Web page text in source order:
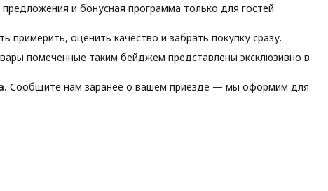
и бонусная программа только для гостей
примерить, оценить качество и забрать покупку сразу.
помеченные таким бейджем представлены эксклюзивно в
Сообщите нам заранее о вашем приезде — мы оформим для